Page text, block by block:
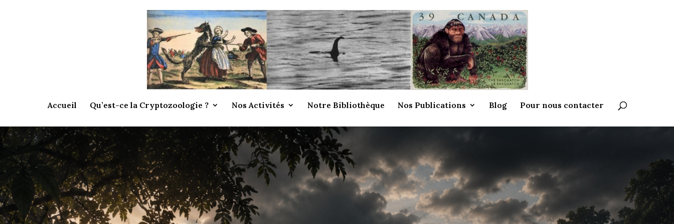
Accueil Qu’est-ce la Cryptozoologie ? Nos Activités Notre Bibliothèque Nos Publications Blog Pour nous contacter